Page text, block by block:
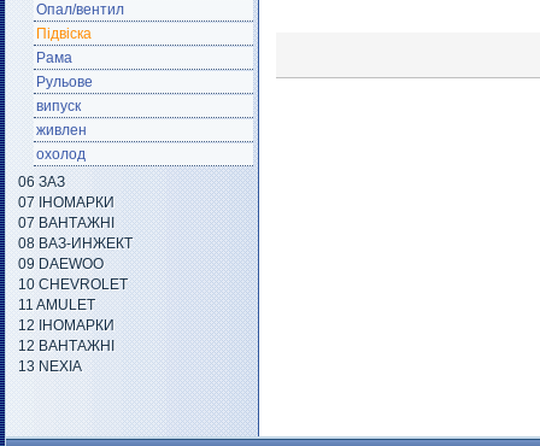
Опал/вентил
Підвіска
Рама
Рульове
випуск
живлен
охолод
06 ЗАЗ
07 ІНОМАРКИ
07 ВАНТАЖНІ
08 ВАЗ-ИНЖЕКТ
09 DAEWOO
10 CHEVROLET
11 AMULET
12 ІНОМАРКИ
12 ВАНТАЖНІ
13 NEXIA